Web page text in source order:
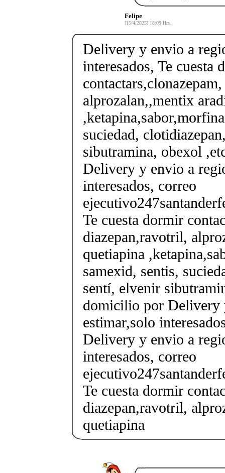
Felipe
[15/4/2025] 18:09 Hrs.
Delivery y envio a
interesados, Te cuesta
alprozalan,,mentix
suciedad,
sibutramina, obexol
Delivery y envio a
interesados, correo
Te cuesta dormir
diazepan,ravotril,
quetiapina
samexid, sentis,
sentí, elvenir
domicilio por Delivery
estimar,solo
Delivery y envio a
interesados, correo
Te cuesta dormir
diazepan,ravotril,
quetiapina